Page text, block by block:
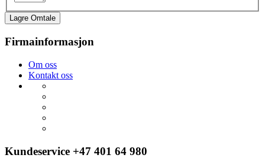
Lagre Omtale
Firmainformasjon
Om oss
Kontakt oss
Kundeservice +47 401 64 980